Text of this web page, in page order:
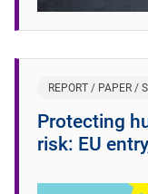
REPORT / PAPER /
Protecting
risk: EU